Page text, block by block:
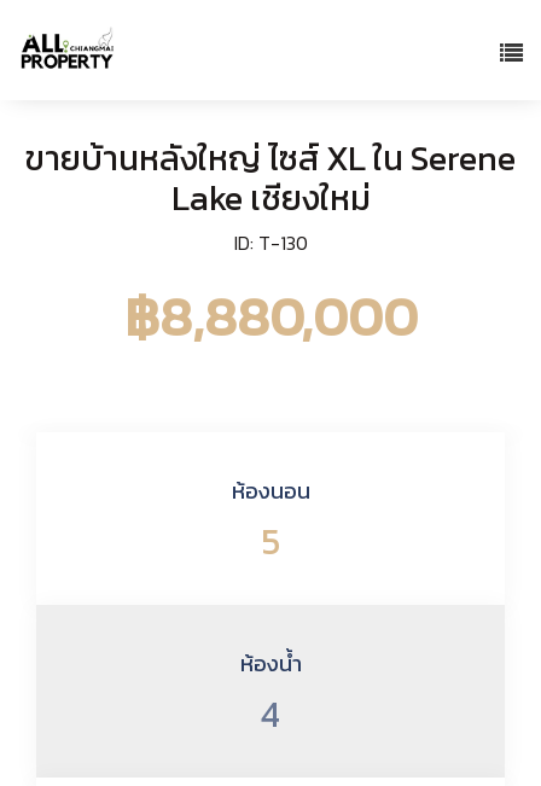
ขายบ้านหลังใหญ่ ไซส์ XL ใน Serene
Lake เชียงใหม่
ID: T-130
฿8,880,000
ห้องนอน
5
ห้องน้ำ
4